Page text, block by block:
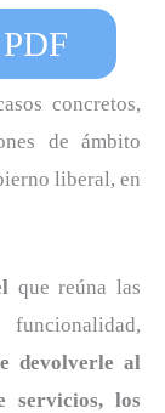
PDF
concretos,
de ámbito
liberal, en
que reúna las
devolverle al
servicios, los